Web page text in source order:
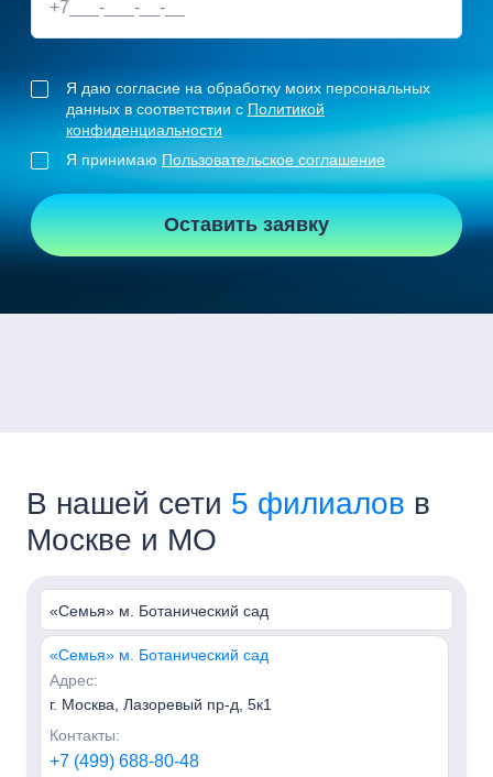
Я даю согласие на обработку моих персональных
данных в соответствии с Политикой
конфиденциальности
Я принимаю Пользовательское соглашение
Оставить заявку
В нашей сети 5 филиалов в
Москве и МО
«Семья» м. Ботанический сад
«Семья» м. Ботанический сад
Адрес:
г. Москва, Лазоревый пр-д, 5к1
Контакты:
+7 (499) 688-80-48